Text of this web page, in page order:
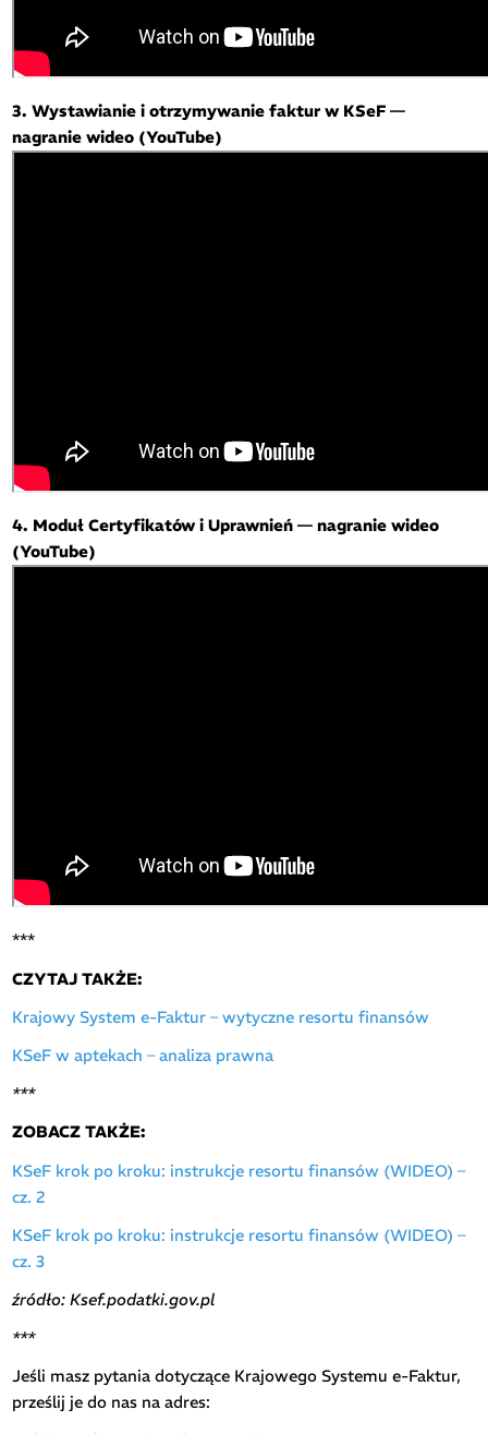
3. Wystawianie i otrzymywanie faktur w KSeF —
nagranie wideo (YouTube)
4. Moduł Certyfikatów i Uprawnień — nagranie wideo
(YouTube)
***
CZYTAJ TAKŻE:
Krajowy System e-Faktur – wytyczne resortu finansów
KSeF w aptekach – analiza prawna
***
ZOBACZ TAKŻE:
KSeF krok po kroku: instrukcje resortu finansów (WIDEO) –
cz. 2
KSeF krok po kroku: instrukcje resortu finansów (WIDEO) –
cz. 3
źródło: Ksef.podatki.gov.pl
***
Jeśli masz pytania dotyczące Krajowego Systemu e-Faktur,
prześlij je do nas na adres: